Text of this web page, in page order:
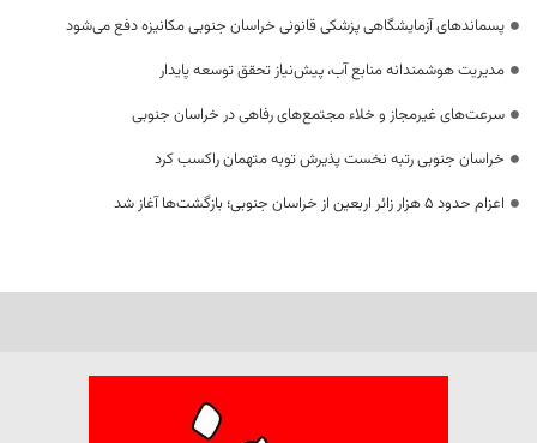
پسماندهای آزمایشگاهی پزشکی قانونی خراسان جنوبی مکانیزه دفع می‌شود
مدیریت هوشمندانه منابع آب، پیش‌نیاز تحقق توسعه پایدار
سرعت‌های غیرمجاز و خلاء مجتمع‌های رفاهی در خراسان جنوبی
خراسان جنوبی رتبه نخست پذیرش توبه متهمان راکسب کرد
اعزام حدود 5 هزار زائر اربعین از خراسان جنوبی؛ بازگشت‌ها آغاز شد